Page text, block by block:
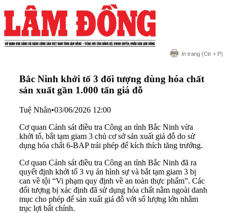
In trang (Ctr + P)
Bắc Ninh khởi tố 3 đối tượng dùng hóa chất
sản xuất gần 1.000 tấn giá đỗ
Tuệ Nhân•03/06/2026 12:00
Cơ quan Cảnh sát điều tra Công an tỉnh Bắc Ninh vừa
khởi tố, bắt tạm giam 3 chủ cơ sở sản xuất giá đỗ do sử
dụng hóa chất 6-BAP trái phép để kích thích tăng trưởng.
Cơ quan Cảnh sát điều tra Công an tỉnh Bắc Ninh đã ra
quyết định khởi tố 3 vụ án hình sự và bắt tạm giam 3 bị
can về tội “Vi phạm quy định về an toàn thực phẩm”. Các
đối tượng bị xác định đã sử dụng hóa chất nằm ngoài danh
mục cho phép để sản xuất giá đỗ với số lượng lớn nhằm
trục lợi bất chính.